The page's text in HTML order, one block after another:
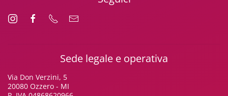
Sede legale e operativa
Via Don Verzini, 5
20080 Ozzero - MI